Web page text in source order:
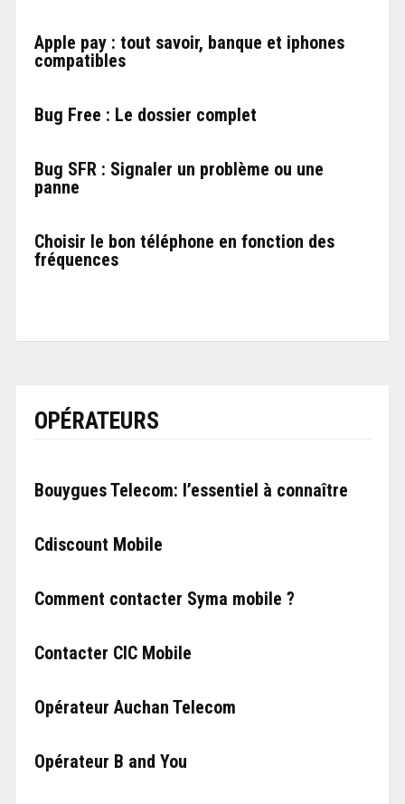
Apple pay : tout savoir, banque et iphones
compatibles
Bug Free : Le dossier complet
Bug SFR : Signaler un problème ou une
panne
Choisir le bon téléphone en fonction des
fréquences
OPÉRATEURS
Bouygues Telecom: l’essentiel à connaître
Cdiscount Mobile
Comment contacter Syma mobile ?
Contacter CIC Mobile
Opérateur Auchan Telecom
Opérateur B and You